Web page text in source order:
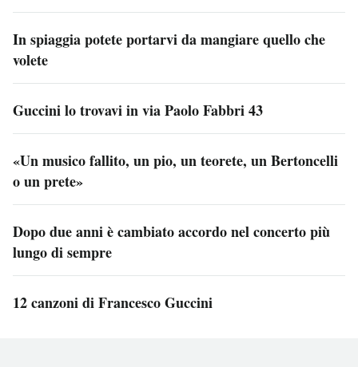
In spiaggia potete portarvi da mangiare quello che
volete
Guccini lo trovavi in via Paolo Fabbri 43
«Un musico fallito, un pio, un teorete, un Bertoncelli
o un prete»
Dopo due anni è cambiato accordo nel concerto più
lungo di sempre
12 canzoni di Francesco Guccini